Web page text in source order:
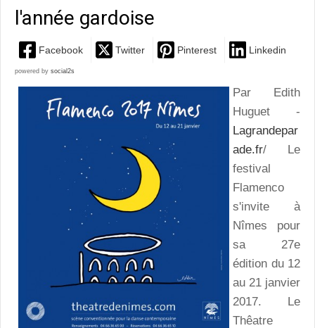
l'année gardoise
Facebook Twitter Pinterest Linkedin
powered by social2s
Par Edith
Huguet -
Lagrandepar
ade.fr/ Le
festival
Flamenco
s'invite à
Nîmes pour
sa 27e
édition du 12
au 21 janvier
2017. Le
Thêatre